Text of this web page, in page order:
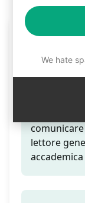
lettore
accademica
We hate